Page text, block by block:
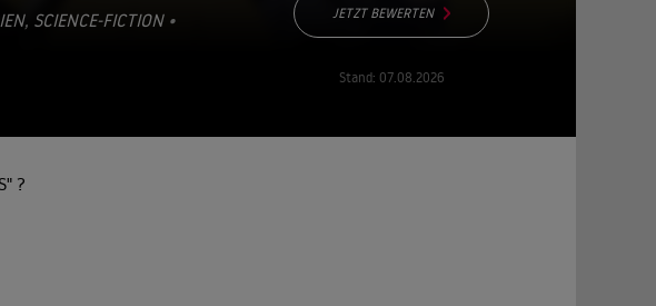
, SCIENCE-FICTION•
JETZT BEWERTEN
Stand: 07.08.2026
?